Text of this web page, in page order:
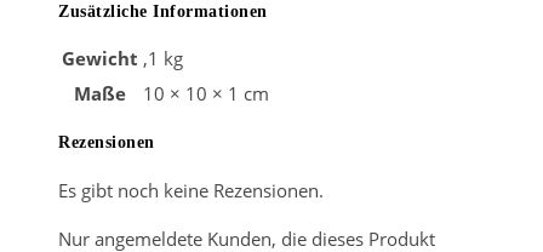
Zusätzliche Informationen
Gewicht ,1 kg
Maße
10 × 10 × 1 cm
Rezensionen
Es gibt noch keine Rezensionen.
Nur angemeldete Kunden, die dieses Produkt